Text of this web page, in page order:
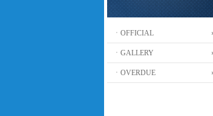
ㆍOFFICIAL
ㆍGALLERY
ㆍOVERDUE